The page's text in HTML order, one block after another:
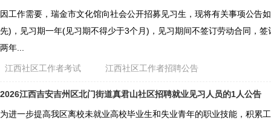
因工作需要，瑞金市文化馆向社会公开招募见习生，现将有关事项公告
先)，见习期一年(见习期不得少于3个月)，见习期间不签订劳动合同，
两年...
江西社区工作者考试 江西社区工作者招聘公告
2026江西吉安吉州区北门街道真君山社区招聘就业见习人员的1人公告
为进一步提高我区离校未就业高校毕业生和失业青年的职业技能，积累